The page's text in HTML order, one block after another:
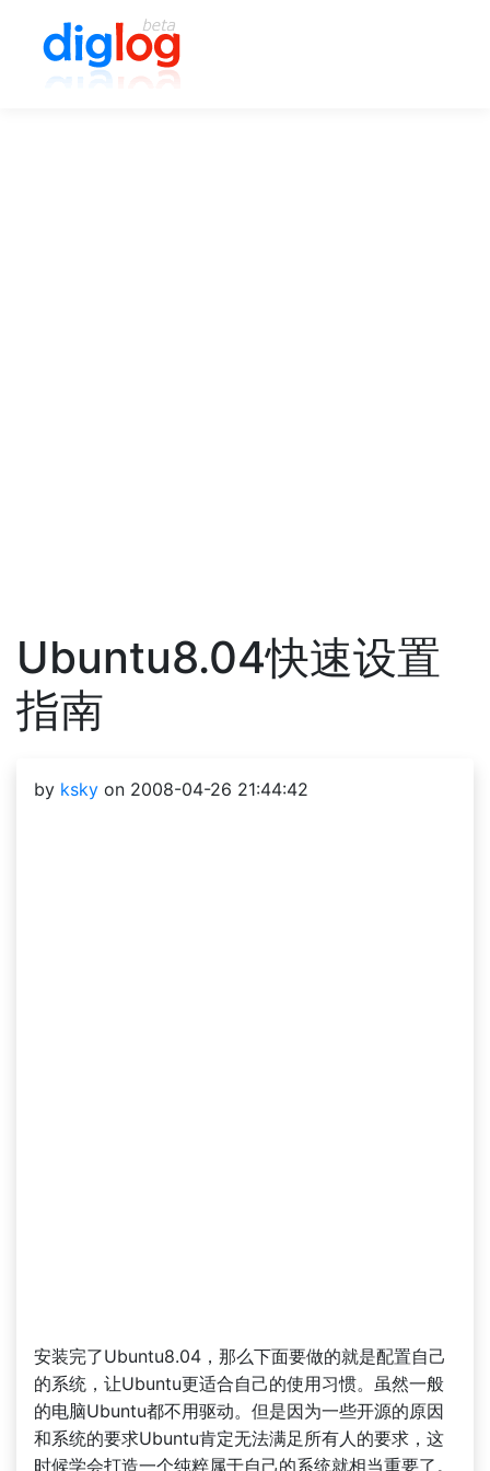
Ubuntu8.04快速设置
指南
by ksky on 2008-04-26 21:44:42
安装完了Ubuntu8.04，那么下面要做的就是配置自己
的系统，让Ubuntu更适合自己的使用习惯。虽然一般
的电脑Ubuntu都不用驱动。但是因为一些开源的原因
和系统的要求Ubuntu肯定无法满足所有人的要求，这
时候学会打造一个纯粹属于自己的系统就相当重要了。